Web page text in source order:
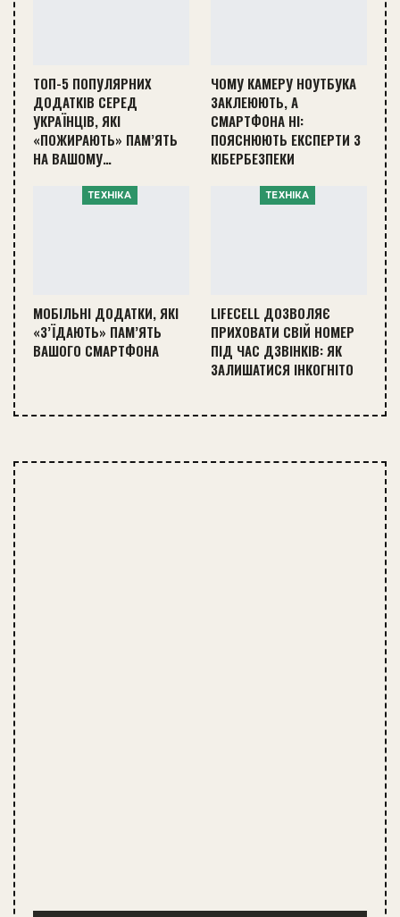
ТОП-5 ПОПУЛЯРНИХ
ДОДАТКІВ СЕРЕД
УКРАЇНЦІВ, ЯКІ
«ПОЖИРАЮТЬ» ПАМ’ЯТЬ
НА ВАШОМУ…
ЧОМУ КАМЕРУ НОУТБУКА
ЗАКЛЕЮЮТЬ, А
СМАРТФОНА НІ:
ПОЯСНЮЮТЬ ЕКСПЕРТИ З
КІБЕРБЕЗПЕКИ
ТЕХНІКА
МОБІЛЬНІ ДОДАТКИ, ЯКІ
«З’ЇДАЮТЬ» ПАМ’ЯТЬ
ВАШОГО СМАРТФОНА
ТЕХНІКА
LIFECELL ДОЗВОЛЯЄ
ПРИХОВАТИ СВІЙ НОМЕР
ПІД ЧАС ДЗВІНКІВ: ЯК
ЗАЛИШАТИСЯ ІНКОГНІТО